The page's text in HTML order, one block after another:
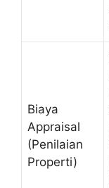
Biaya
Appraisal
(Penilaian
Properti)